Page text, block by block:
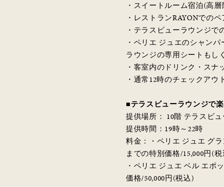
・スイートルーム宿泊(高
・レストランRAYONでの
・テラスビューラウンジで
・ペリエ ジュエのシャン
ラウンジの専用シートもし
・客室内のドリンク・スナ
・通常12時のチェックアウ
■テラスビューラウンジで
提供場所： 10階 テラスビ
提供時間：19時～22時
料金：・ペリエ ジュエ グ
までの特別価格/15,000円(
・ペリエ ジュエ ベル エポ
価格/50,000円(税込)